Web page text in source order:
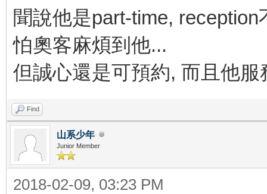
聞說他是part-time,
怕奧客麻煩到他...
但誠心還是可預約, 而且他
Find
山系少年
Junior Member
2018-02-09, 03:23 PM